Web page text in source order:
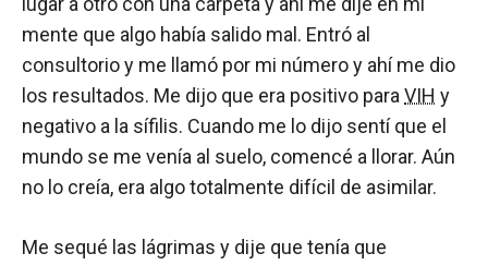
mente que algo había salido mal. Entró al
consultorio y me llamó por mi número y ahí me dio
los resultados. Me dijo que era positivo para VIH y
negativo a la sífilis. Cuando me lo dijo sentí que el
mundo se me venía al suelo, comencé a llorar. Aún
no lo creía, era algo totalmente difícil de asimilar.
Me sequé las lágrimas y dije que tenía que